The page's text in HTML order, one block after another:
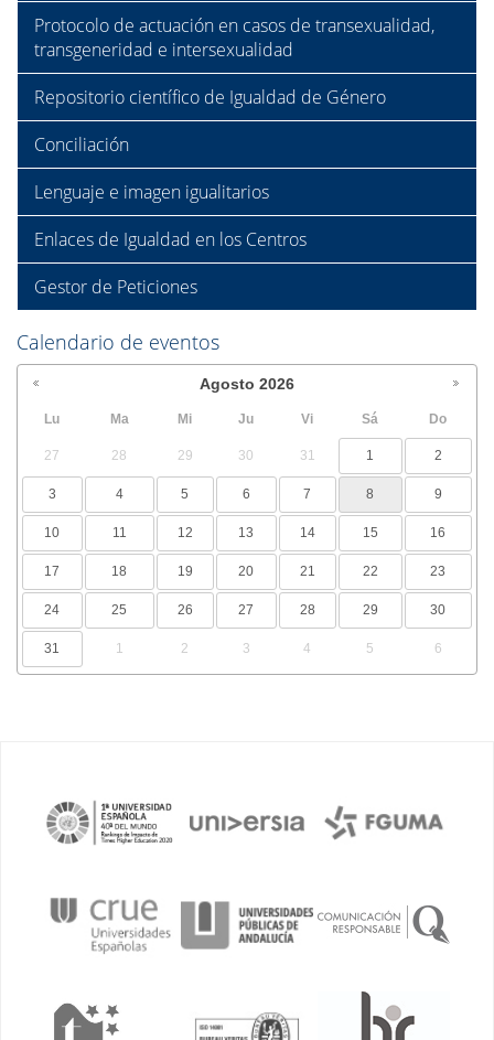
Protocolo de actuación en casos de transexualidad,
transgeneridad e intersexualidad
Repositorio científico de Igualdad de Género
Conciliación
Lenguaje e imagen igualitarios
Enlaces de Igualdad en los Centros
Gestor de Peticiones
Calendario de eventos
Agosto 2026
Lu Ma Mi Ju Vi Sá Do
27 28 29 30 31 1 2
3 4 5 6 7 8 9
10 11 12 13 14 15 16
17 18 19 20 21 22 23
24 25 26 27 28 29 30
31 1 2 3 4 5 6